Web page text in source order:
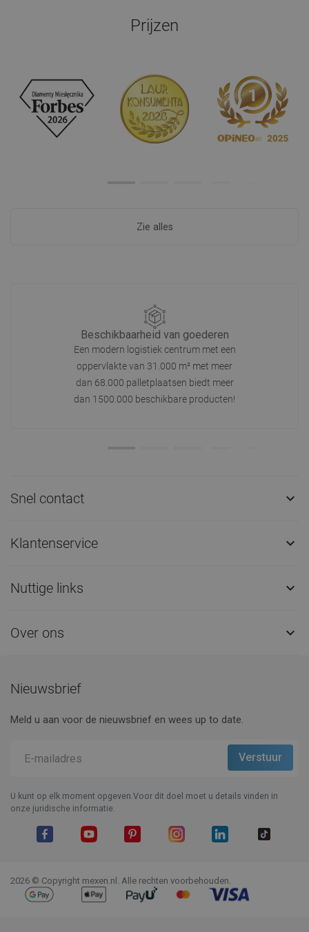
Prijzen
Zie alles
Beschikbaarheid van goederen
Een modern logistiek centrum met een
oppervlakte van 31.000 m² met meer
dan 68.000 palletplaatsen biedt meer
dan 1500.000 beschikbare producten!
Snel contact 
Klantenservice 
Nuttige links 
Over ons 
Nieuwsbrief
Meld u aan voor de nieuwsbrief en wees up to date.
U kunt op elk moment opgeven.Voor dit doel moet u details vinden in
onze juridische informatie.
2026 © Copyright mexen.nl. Alle rechten voorbehouden.